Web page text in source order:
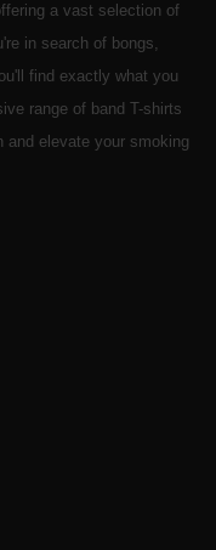
a vast selection of
in search of bongs,
find exactly what you
range of band T-shirts
elevate your smoking